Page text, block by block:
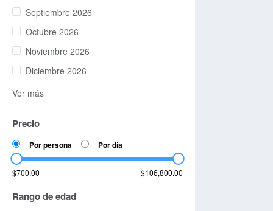
Septiembre 2026
Octubre 2026
Noviembre 2026
Diciembre 2026
Ver más
Precio
Por persona Por día
$700.00 $106,800.00
Rango de edad